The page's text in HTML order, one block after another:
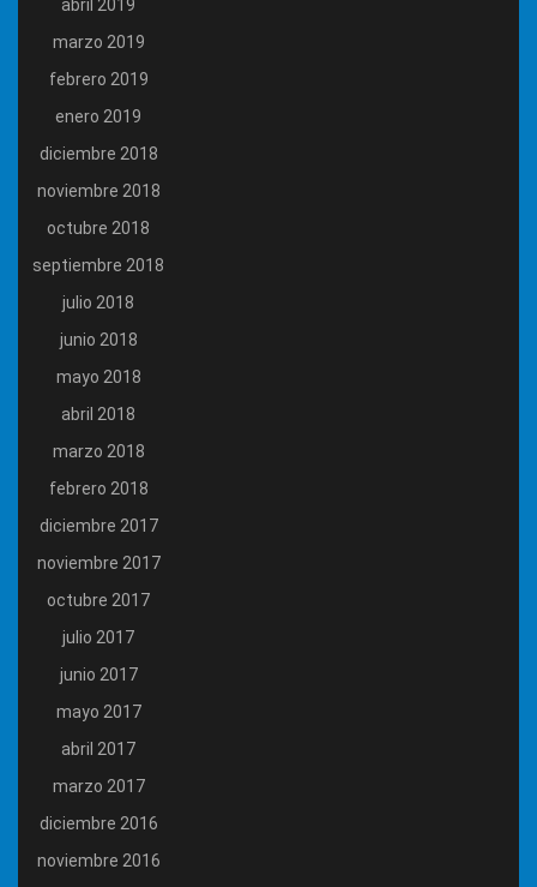
abril 2019
marzo 2019
febrero 2019
enero 2019
diciembre 2018
noviembre 2018
octubre 2018
septiembre 2018
julio 2018
junio 2018
mayo 2018
abril 2018
marzo 2018
febrero 2018
diciembre 2017
noviembre 2017
octubre 2017
julio 2017
junio 2017
mayo 2017
abril 2017
marzo 2017
diciembre 2016
noviembre 2016